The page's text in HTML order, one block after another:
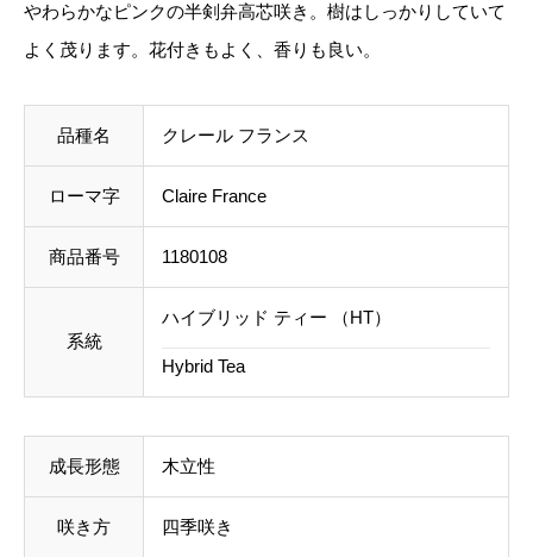
a
i
e
n
c
個
また、送料につきましては、苗の種類、生育形態、生
育状況、本数などによって大きく変動するため、
ご注文後にお送りする「ご注文確定メール」にて、送
料を含めて調整した金額をお知らせいたします。送料
事前のお見積もりがご希望の場合は「お問い合わせフ
ォーム」よりご連絡をお願いいたします。
やわらかなピンクの半剣弁高芯咲き。樹はしっかりしていて
よく茂ります。花付きもよく、香りも良い。
品種名 クレール フランス
ローマ字 Claire France
商品番号 1180108
系統
ハイブリッド ティー （HT）
Hybrid Tea
成長形態 木立性
咲き方 四季咲き